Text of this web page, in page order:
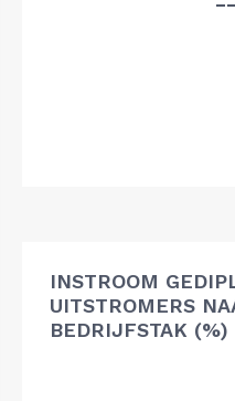
INSTROOM
UITSTROMERS
BEDRIJFSTAK (%)